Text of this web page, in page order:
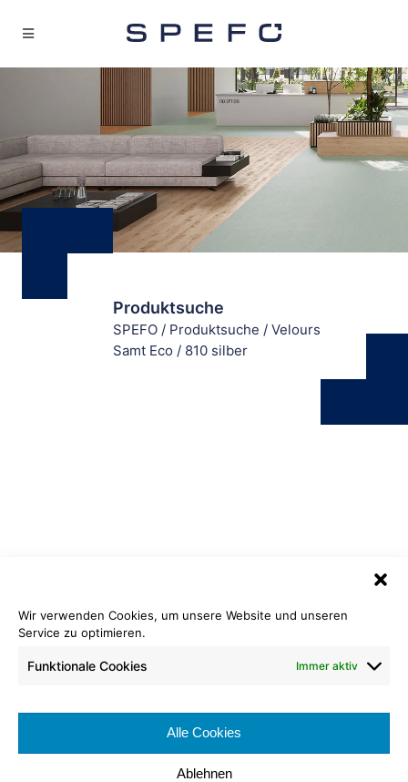
Wir verwenden Cookies, um unsere Website und unseren
Service zu optimieren.
Funktionale Cookies Immer aktiv
Alle Cookies
Ablehnen
Produktsuche
SPEFO / Produktsuche / Velours
Samt Eco / 810 silber
810 silber
Bahnenbreite: ca. 200 cm
Velours Samt Eco